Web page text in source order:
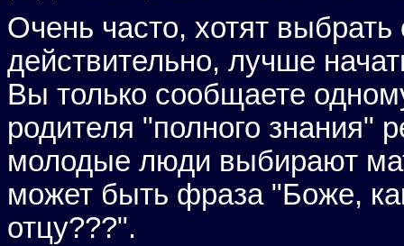
Очень часто, хотят выбрать
действительно, лучше
Вы только сообщаете
родителя "полного знания"
молодые люди выбирают
может быть фраза "Боже,
отцу???".